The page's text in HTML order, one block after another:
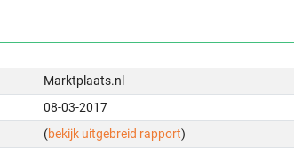
Marktplaats.nl
08-03-2017
(bekijk uitgebreid rapport)